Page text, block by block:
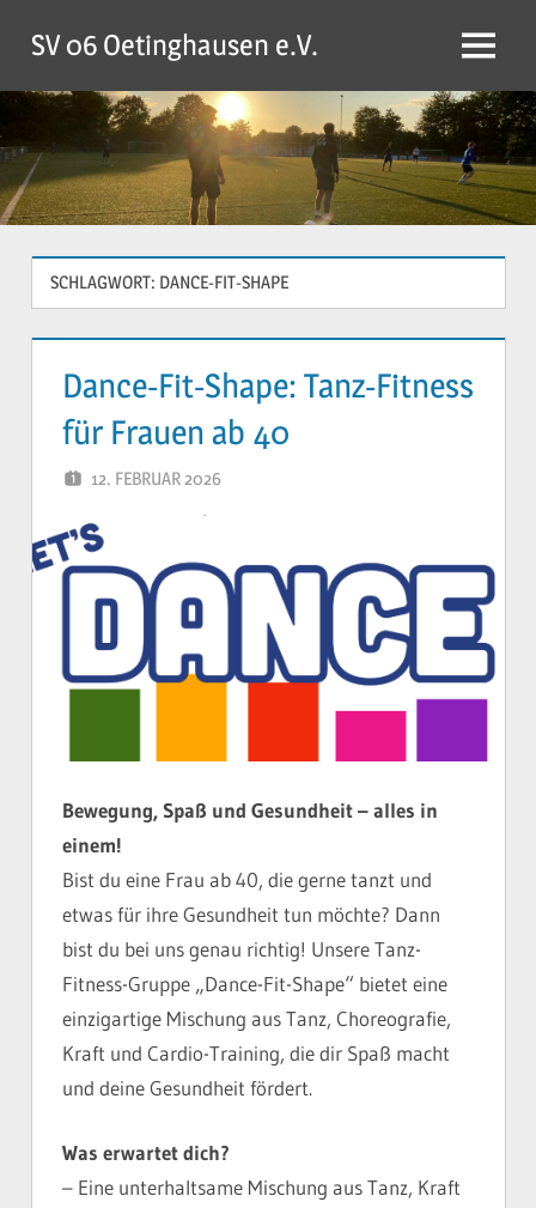
Inhalt
springen
SV 06 Oetinghausen e.V. Menü
SCHLAGWORT: DANCE-FIT-SHAPE
Dance-Fit-Shape: Tanz-Fitness
für Frauen ab 40
12. FEBRUAR 2026
Bewegung, Spaß und Gesundheit – alles in
einem!
Bist du eine Frau ab 40, die gerne tanzt und
etwas für ihre Gesundheit tun möchte? Dann
bist du bei uns genau richtig! Unsere Tanz-
Fitness-Gruppe „Dance-Fit-Shape“ bietet eine
einzigartige Mischung aus Tanz, Choreografie,
Kraft und Cardio-Training, die dir Spaß macht
und deine Gesundheit fördert.
Was erwartet dich?
– Eine unterhaltsame Mischung aus Tanz, Kraft